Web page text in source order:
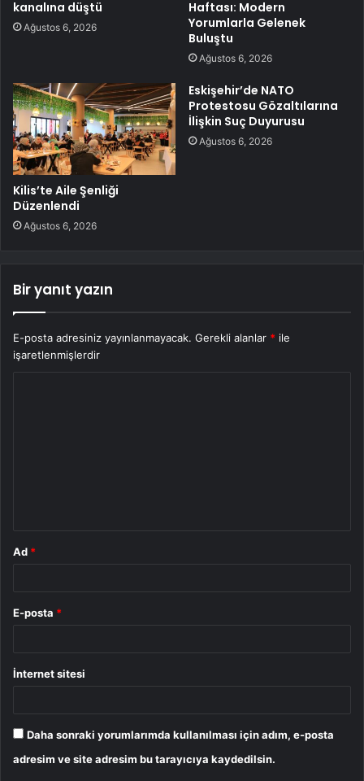
kanalına düştü
Ağustos 6, 2026
Haftası: Modern
Yorumlarla Gelenek
Buluştu
Ağustos 6, 2026
Kilis’te Aile Şenliği
Düzenlendi
Ağustos 6, 2026
Eskişehir’de NATO
Protestosu Gözaltılarına
İlişkin Suç Duyurusu
Ağustos 6, 2026
Bir yanıt yazın
E-posta adresiniz yayınlanmayacak. Gerekli alanlar * ile
işaretlenmişlerdir
Ad *
E-posta *
İnternet sitesi
Daha sonraki yorumlarımda kullanılması için adım, e-posta
adresim ve site adresim bu tarayıcıya kaydedilsin.